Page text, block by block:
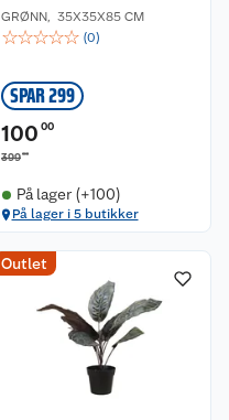
GRØNN, 35X35X85 CM
☆☆☆☆☆ (0)
SPAR 299
100 00
39900
På lager (+100)
På lager i 5 butikker
Outlet